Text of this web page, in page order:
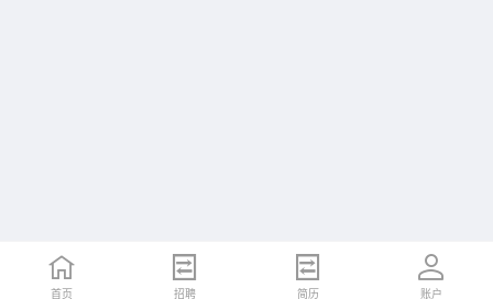
首页 招聘 简历 账户